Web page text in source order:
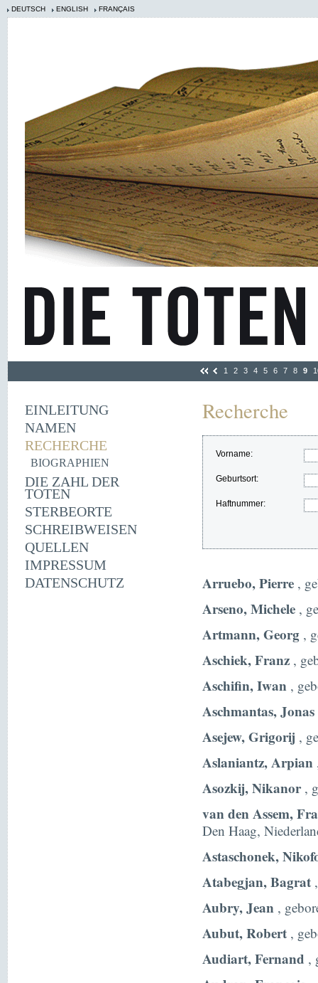
DEUTSCH ENGLISH FRANÇAIS
1 2 3 4 5 6 7 8 9
EINLEITUNG
NAMEN
RECHERCHE
BIOGRAPHIEN
DIE ZAHL DER
TOTEN
STERBEORTE
SCHREIBWEISEN
QUELLEN
IMPRESSUM
DATENSCHUTZ
Recherche
Vorname:
Geburtsort:
Haftnummer:
Arruebo, Pierre ,
Arseno, Michele ,
Artmann, Georg ,
Aschiek, Franz ,
Aschifin, Iwan ,
Aschmantas, Jonas
Asejew, Grigorij ,
Aslaniantz, Arpian
Asozkij, Nikanor,
van den Assem,
Den Haag,
Astaschonek,
Atabegjan, Bagrat
Aubry, Jean ,
Aubut, Robert ,
Audiart, Fernand ,